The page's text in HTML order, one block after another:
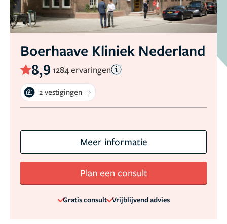
Boerhaave Kliniek Nederland
8,9 1284 ervaringen
2 vestigingen
Meer informatie
Plan een consult
Gratis consult Vrijblijvend advies